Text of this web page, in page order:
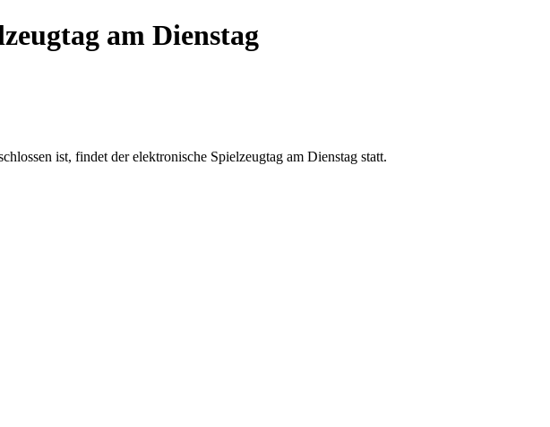
am Dienstag
ist, findet der elektronische Spielzeugtag am Dienstag statt.